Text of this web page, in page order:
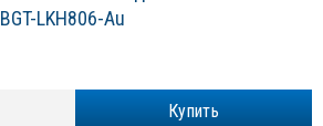
BGT-LKH806-Au
Купить